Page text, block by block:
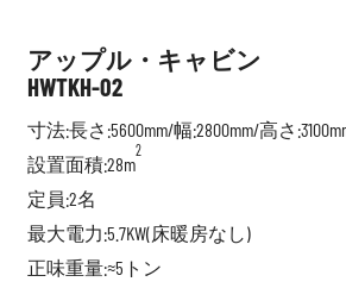
アップル・キャビン
HWTKH-02
寸法:長さ:5600mm/幅:2800mm/高さ
設置面積:28m
2
定員:2名
最大電力:5.7KW(床暖房なし)
正味重量:≈5トン